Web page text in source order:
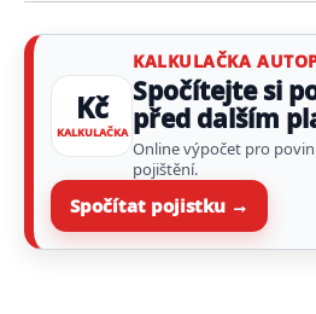
Kč
KALKULAČKA
KALKULAČKA
Spočítejte si
před dalším
Online výpočet pro
pojištění.
Spočítat pojistku →